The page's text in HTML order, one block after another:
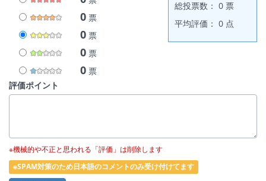
0 票
0 票
0 票
0 票
総投票数： 0 票
平均評価： 0 点
評価ポイント
※機械的や不正と思われる「評価」は削除します
※SPAM対策のため日本語のコメントのみ受け付けてます